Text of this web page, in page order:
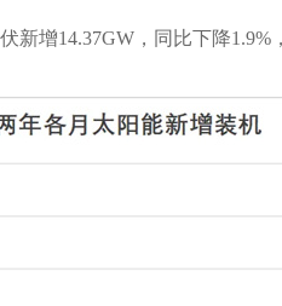
14.37GW，同比下降1.9%，